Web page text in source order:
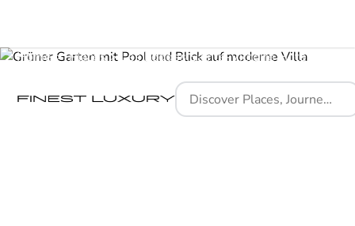
Home Places Les Lodges Sainte-Victoire Hotel & Spa